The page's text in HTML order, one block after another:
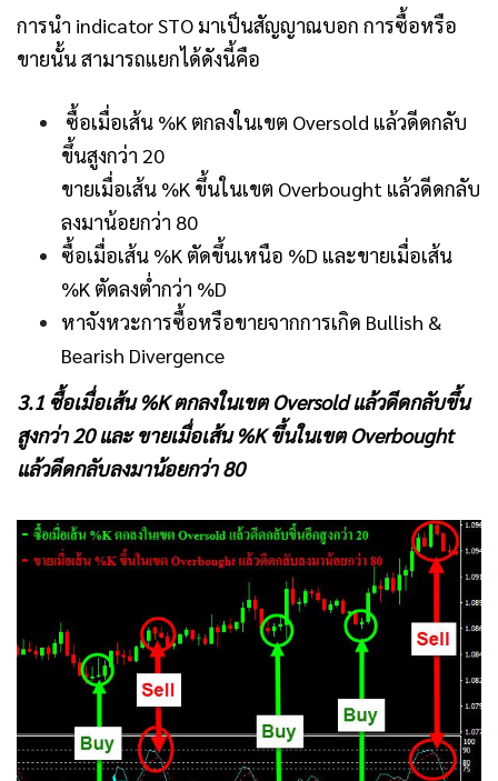
การนำ indicator STO มาเป็นสัญญาณบอก การซื้อหรือ
ขายนั้น สามารถแยกได้ดังนี้คือ
ซื้อเมื่อเส้น %K ตกลงในเขต Oversold แล้วดีดกลับ
ขึ้นสูงกว่า 20
ขายเมื่อเส้น %K ขึ้นในเขต Overbought แล้วดีดกลับ
ลงมาน้อยกว่า 80
ซื้อเมื่อเส้น %K ตัดขึ้นเหนือ %D และขายเมื่อเส้น
%K ตัดลงต่ำกว่า %D
หาจังหวะการซื้อหรือขายจากการเกิด Bullish &
Bearish Divergence
3.1 ซื้อเมื่อเส้น %K ตกลงในเขต Oversold แล้วดีดกลับขึ้น
สูงกว่า 20 และ ขายเมื่อเส้น %K ขึ้นในเขต Overbought
แล้วดีดกลับลงมาน้อยกว่า 80